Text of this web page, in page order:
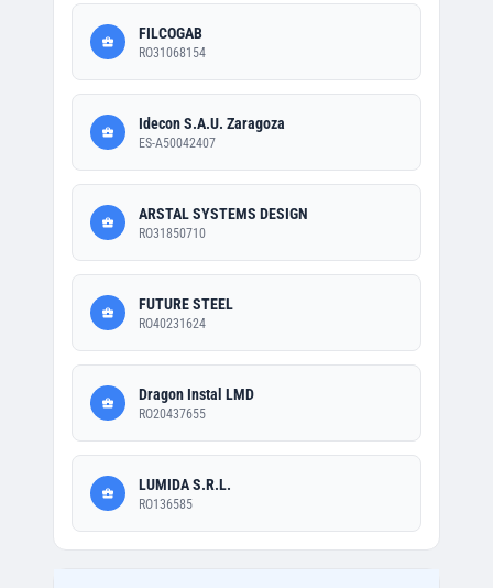
FILCOGAB
RO31068154
Idecon S.A.U. Zaragoza
ES-A50042407
ARSTAL SYSTEMS DESIGN
RO31850710
FUTURE STEEL
RO40231624
Dragon Instal LMD
RO20437655
LUMIDA S.R.L.
RO136585